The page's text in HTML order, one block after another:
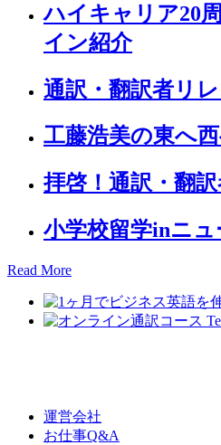
ハイキャリア20
イン紹介
通訳・翻訳者リ
工藤浩美の東へ
拝啓！通訳・翻
小学校留学inニ
Read More
運営会社
お仕事Q&A